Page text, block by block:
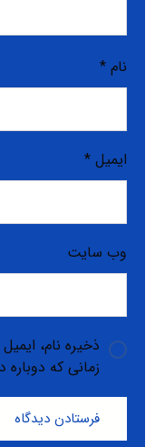
نام*
ایمیل*
وب‌ سایت
ذخیره نام،
زمانی که
فرستادن دیدگاه